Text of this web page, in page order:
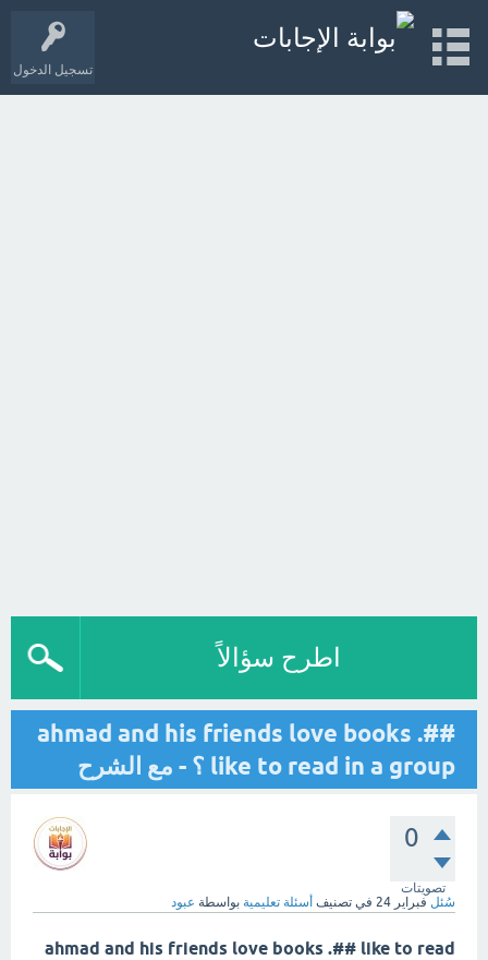
تسجيل الدخول
اطرح سؤالاً
ahmad and his friends love books .##
like to read in a group ؟ - مع الشرح
0
تصويتات
سُئل فبراير 24 في تصنيف أسئلة تعليمية بواسطة عبود
ahmad and his friends love books .## like to read